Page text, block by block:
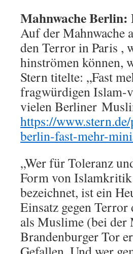
Mahnwache
Auf der Mahnwache
den Terror in Paris ,
hinströmen können,
Stern titelte: „Fast
fragwürdigen Islam-
vielen Berliner
https://
berlin-fast-mehr-
„Wer für Toleranz
Form von Islamkritik
bezeichnet, ist ein
Einsatz gegen
als Muslime (bei der
Brandenburger Tor